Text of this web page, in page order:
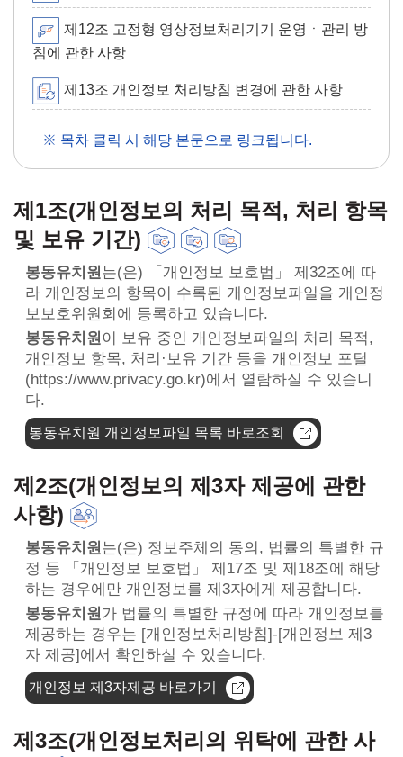
제12조 고정형 영상정보처리기기 운영ㆍ관리 방
침에 관한 사항
제13조 개인정보 처리방침 변경에 관한 사항
※ 목차 클릭 시 해당 본문으로 링크됩니다.
제1조(개인정보의 처리 목적, 처리 항목
및 보유 기간)
봉동유치원 는(은) 「개인정보 보호법」 제32조에 따
라 개인정보의 항목이 수록된 개인정보파일을 개인정
보보호위원회에 등록하고 있습니다.
봉동유치원 이 보유 중인 개인정보파일의 처리 목적,
개인정보 항목, 처리·보유 기간 등을 개인정보 포털
(https://www.privacy.go.kr)에서 열람하실 수 있습니
다.
봉동유치원 개인정보파일 목록 바로조회
제2조(개인정보의 제3자 제공에 관한
사항)
봉동유치원 는(은) 정보주체의 동의, 법률의 특별한 규
정 등 「개인정보 보호법」 제17조 및 제18조에 해당
하는 경우에만 개인정보를 제3자에게 제공합니다.
봉동유치원 가 법률의 특별한 규정에 따라 개인정보를
제공하는 경우는 [개인정보처리방침]-[개인정보 제3
자 제공]에서 확인하실 수 있습니다.
개인정보 제3자제공 바로가기
제3조(개인정보처리의 위탁에 관한 사